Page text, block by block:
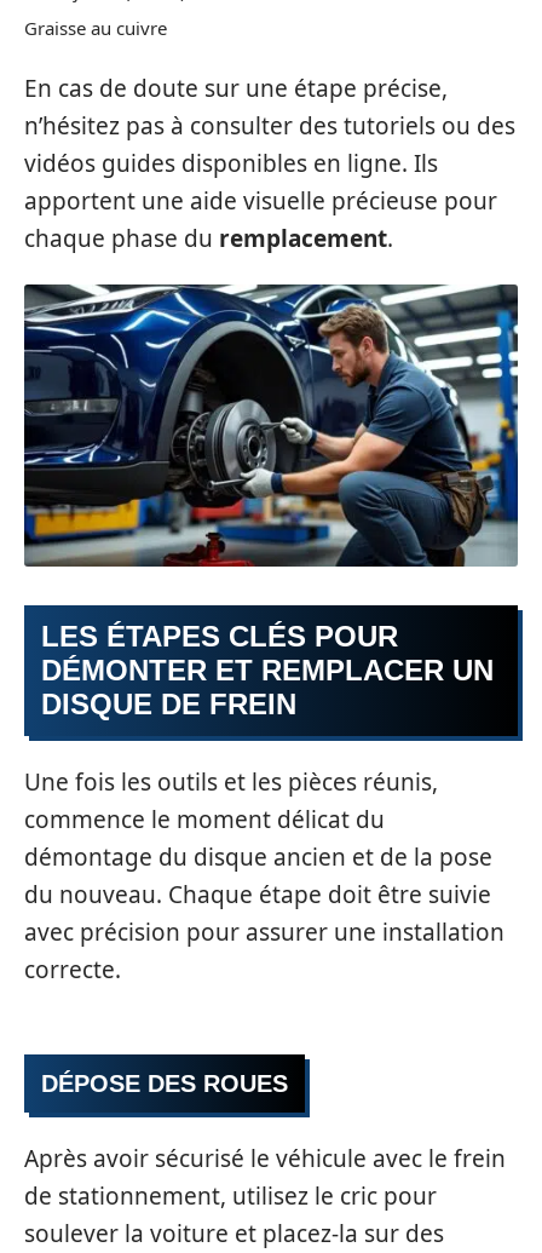
Graisse au cuivre
En cas de doute sur une étape précise,
n’hésitez pas à consulter des tutoriels ou des
vidéos guides disponibles en ligne. Ils
apportent une aide visuelle précieuse pour
chaque phase du remplacement.
LES ÉTAPES CLÉS POUR
DÉMONTER ET REMPLACER UN
DISQUE DE FREIN
Une fois les outils et les pièces réunis,
commence le moment délicat du
démontage du disque ancien et de la pose
du nouveau. Chaque étape doit être suivie
avec précision pour assurer une installation
correcte.
DÉPOSE DES ROUES
Après avoir sécurisé le véhicule avec le frein
de stationnement, utilisez le cric pour
soulever la voiture et placez-la sur des